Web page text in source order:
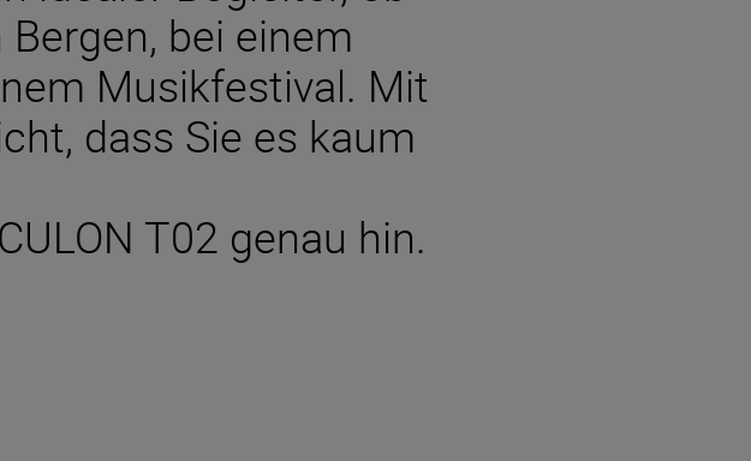
bei einem
Musikfestival. Mit
dass Sie es kaum
T02 genau hin.